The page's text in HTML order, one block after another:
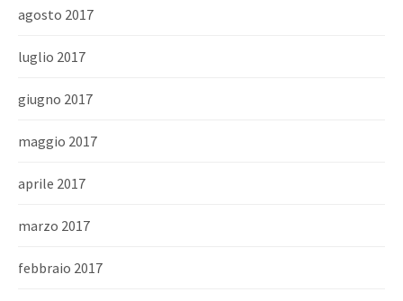
agosto 2017
luglio 2017
giugno 2017
maggio 2017
aprile 2017
marzo 2017
febbraio 2017